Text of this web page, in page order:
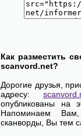
Как разместить
scanvord.net?
Дорогие друзья,
адресу:
опубликованы на
Напоминаем
сканворды, Вы тем